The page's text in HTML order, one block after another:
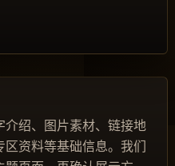
介绍、图片素材、链接地
资料等基础信息。我们